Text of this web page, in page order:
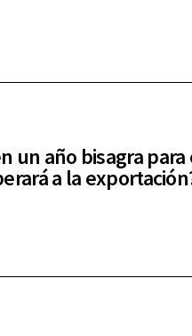
un año bisagra
a la